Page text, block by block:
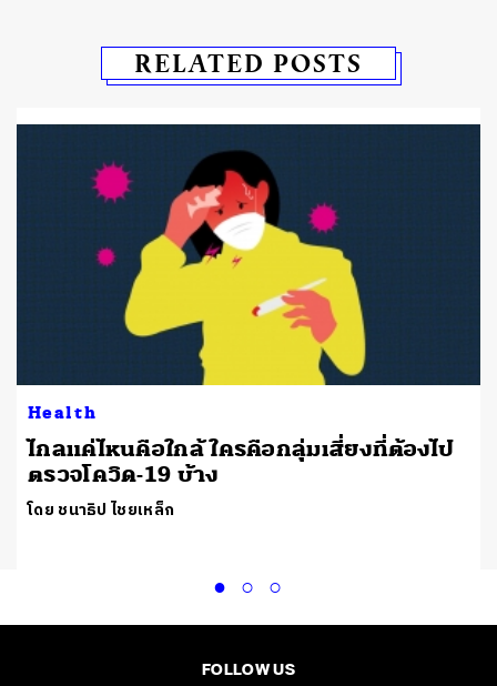
RELATED POSTS
Health
ไกลแค่ไหนคือใกล้ ใครคือกลุ่มเสี่ยงที่ต้องไป
ตรวจโควิด-19 บ้าง
โดย ชนาธิป ไชยเหล็ก
FOLLOW US